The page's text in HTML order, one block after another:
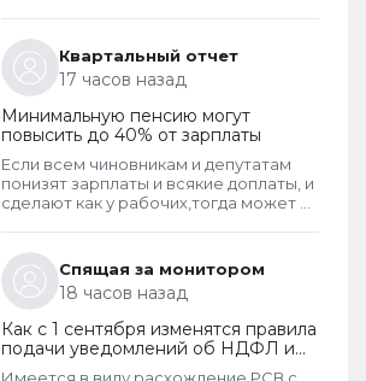
Квартальный отчет
17 часов назад
Минимальную пенсию могут
повысить до 40% от зарплаты
Если всем чиновникам и депутатам
понизят зарплаты и всякие доплаты, и
сделают как у рабочих,тогда может и
Спящая за монитором
18 часов назад
Как с 1 сентября изменятся правила
подачи уведомлений об НДФЛ и
страховых взносах